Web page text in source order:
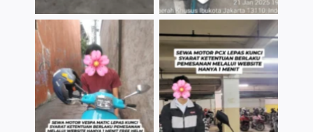
TNo Caption TNo Caption